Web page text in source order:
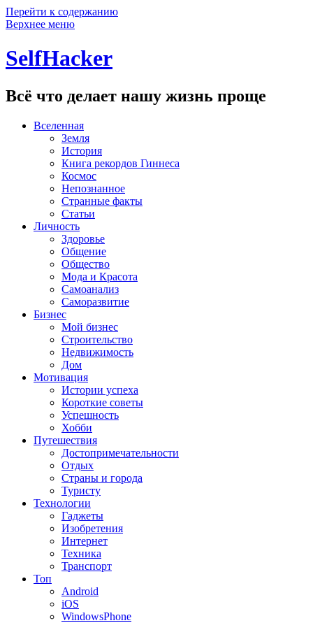
Перейти к содержанию
Верхнее меню
SelfHacker
Всё что делает нашу жизнь проще
Вселенная
Земля
История
Книга рекордов Гиннеса
Космос
Непознанное
Странные факты
Статьи
Личность
Здоровье
Общение
Общество
Мода и Красота
Самоанализ
Саморазвитие
Бизнес
Мой бизнес
Строительство
Недвижимость
Дом
Мотивация
Истории успеха
Короткие советы
Успешность
Хобби
Путешествия
Достопримечательности
Отдых
Страны и города
Туристу
Технологии
Гаджеты
Изобретения
Интернет
Техника
Транспорт
Топ
Android
iOS
WindowsPhone